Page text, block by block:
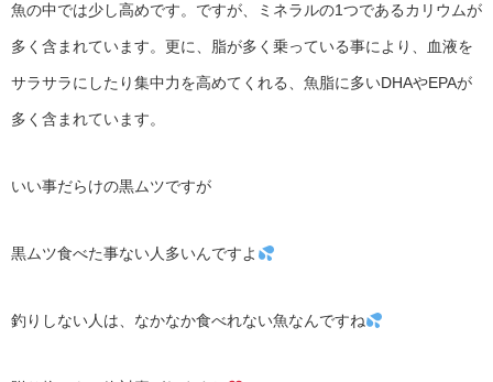
魚の中では少し高めです。ですが、ミネラルの1つであるカリウムが
多く含まれています。更に、脂が多く乗っている事により、血液を
サラサラにしたり集中力を高めてくれる、魚脂に多いDHAやEPAが
多く含まれています。
いい事だらけの黒ムツですが
黒ムツ食べた事ない人多いんですよ
釣りしない人は、なかなか食べれない魚なんですね